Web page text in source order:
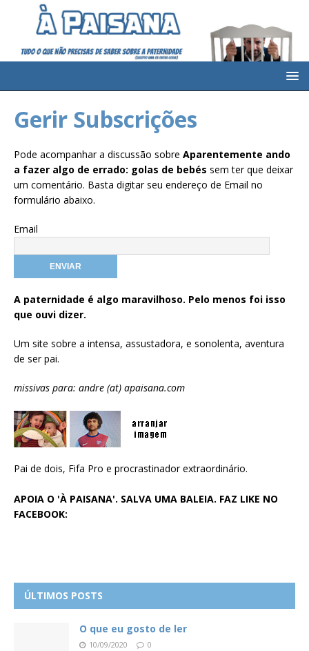
Gerir Subscrições
Pode acompanhar a discussão sobre Aparentemente ando
a fazer algo de errado: golas de bebés sem ter que deixar
um comentário. Basta digitar seu endereço de Email no
formulário abaixo.
Email
A paternidade é algo maravilhoso. Pelo menos foi isso
que ouvi dizer.
Um site sobre a intensa, assustadora, e sonolenta, aventura
de ser pai.
missivas para: andre (at) apaisana.com
Pai de dois, Fifa Pro e procrastinador extraordinário.
APOIA O 'À PAISANA'. SALVA UMA BALEIA. FAZ LIKE NO
FACEBOOK:
ÚLTIMOS POSTS
O que eu gosto de ler
10/09/2020 0